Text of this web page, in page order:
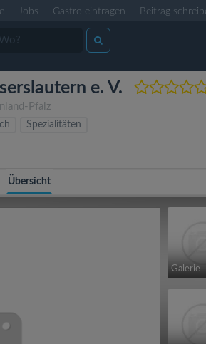
Jobs Gastro eintragen Beitrag
e. V.
Pfalz
Spezialitäten
Übersicht
Galerie